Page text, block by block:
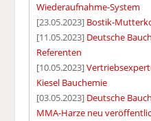
Wiederaufnahme-System
[23.05.2023] Bostik-
[11.05.2023] Deutsche
Referenten
[10.05.2023]
Kiesel Bauchemie
[03.05.2023] Deutsche
MMA-Harze neu